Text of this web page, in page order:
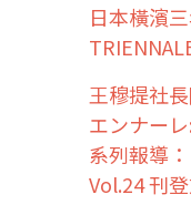
日本橫濱
王穆提社
エンナー
系列報導
Vol.24 刊